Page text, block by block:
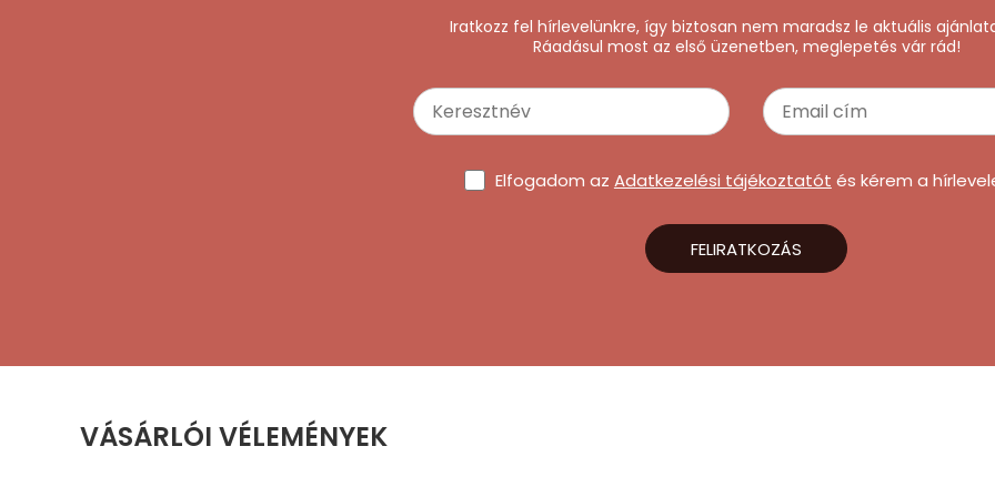
Iratkozz fel hírlevelünkre, így biztosan nem maradsz le aktuális
Ráadásul most az első üzenetben, meglepetés vár rád!
Elfogadom az Adatkezelési tájékoztatót és kérem a
FELIRATKOZÁS
VÁSÁRLÓI VÉLEMÉNYEK